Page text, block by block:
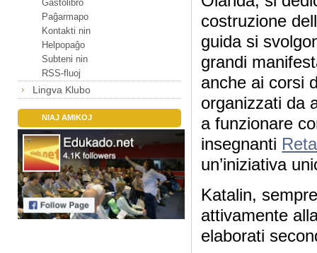
Gastolibro
Paĝarmapo
Kontakti nin
Helpopaĝo
Subteni nin
RSS-fluoj
Lingva Klubo
NIAJ AMIKOJ
costruzione
guida si
grandi
anche ai corsi
organizzati da
a funzionare
insegnanti
un’iniziativa
Katalin,
attivamente
elaborati